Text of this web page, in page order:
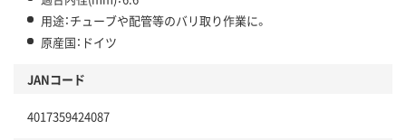
用途：チューブや配管等のバリ取り作業に。
原産国：ドイツ
JANコード
4017359424087